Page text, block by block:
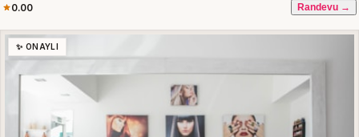
0.00 Randevu →
✨ ONAYLI